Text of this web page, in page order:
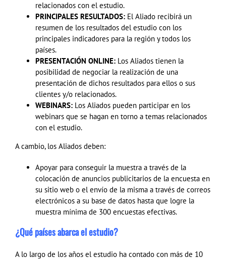
relacionados con el estudio.
PRINCIPALES RESULTADOS: El Aliado recibirá un
resumen de los resultados del estudio con los
principales indicadores para la región y todos los
países.
PRESENTACIÓN ONLINE: Los Aliados tienen la
posibilidad de negociar la realización de una
presentación de dichos resultados para ellos o sus
clientes y/o relacionados.
WEBINARS: Los Aliados pueden participar en los
webinars que se hagan en torno a temas relacionados
con el estudio.
A cambio, los Aliados deben:
Apoyar para conseguir la muestra a través de la
colocación de anuncios publicitarios de la encuesta en
su sitio web o el envío de la misma a través de correos
electrónicos a su base de datos hasta que logre la
muestra mínima de 300 encuestas efectivas.
¿Qué países abarca el estudio?
A lo largo de los años el estudio ha contado con más de 10